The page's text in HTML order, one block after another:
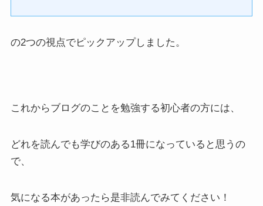
の2つの視点でピックアップしました。
これからブログのことを勉強する初心者の方には、
どれを読んでも学びのある1冊になっていると思うの
で、
気になる本があったら是非読んでみてください！